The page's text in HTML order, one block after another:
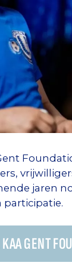
jaren
participatie.
GENT